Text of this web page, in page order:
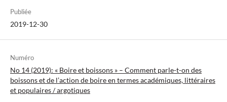
Publiée
2019-12-30
Numéro
No 14 (2019): « Boire et boissons » – Comment parle-t-on des
boissons et de l’action de boire en termes académiques, littéraires
et populaires / argotiques